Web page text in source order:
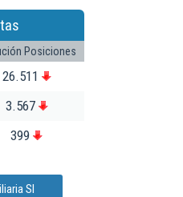
Posiciones
26.511
3.567
399
Sl